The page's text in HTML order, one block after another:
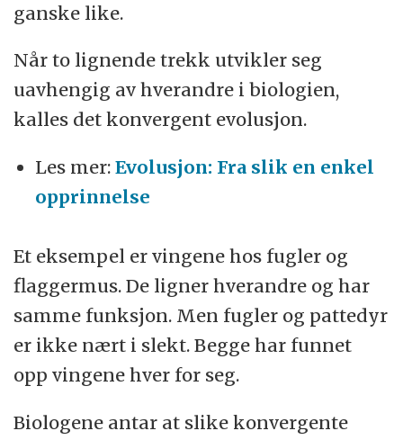
ganske like.
Når to lignende trekk utvikler seg
uavhengig av hverandre i biologien,
kalles det konvergent evolusjon.
Les mer:Evolusjon: Fra slik en enkel
opprinnelse
Et eksempel er vingene hos fugler og
flaggermus. De ligner hverandre og har
samme funksjon. Men fugler og pattedyr
er ikke nært i slekt. Begge har funnet
opp vingene hver for seg.
Biologene antar at slike konvergente